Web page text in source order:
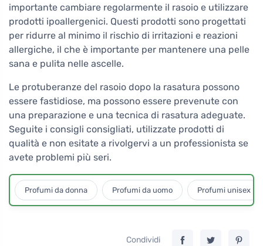
importante cambiare regolarmente il rasoio e utilizzare
prodotti ipoallergenici. Questi prodotti sono progettati
per ridurre al minimo il rischio di irritazioni e reazioni
allergiche, il che è importante per mantenere una pelle
sana e pulita nelle ascelle.
Le protuberanze del rasoio dopo la rasatura possono
essere fastidiose, ma possono essere prevenute con
una preparazione e una tecnica di rasatura adeguate.
Seguite i consigli consigliati, utilizzate prodotti di
qualità e non esitate a rivolgervi a un professionista se
avete problemi più seri.
Profumi da donna Profumi da uomo Profumi unisex
Condividi